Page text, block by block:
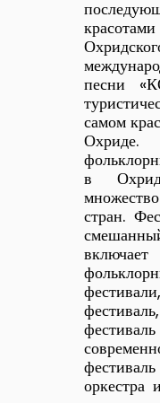
песни
самом
в
стран.
оркестра